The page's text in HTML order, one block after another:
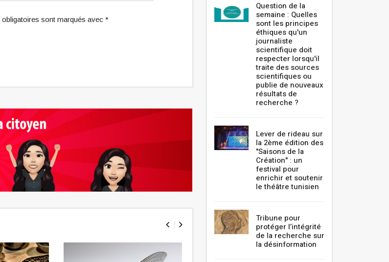
sont marqués avec *
Question de la
semaine : Quelles
sont les principes
éthiques qu'un
journaliste
scientifique doit
respecter lorsqu'il
traite des sources
scientifiques ou
publie de nouveaux
résultats de
recherche ?
Lever de rideau sur
la 2ème édition des
"Saisons de la
Création" : un
festival pour
enrichir et soutenir
le théâtre tunisien
Tribune pour
protéger l’intégrité
de la recherche sur
la désinformation